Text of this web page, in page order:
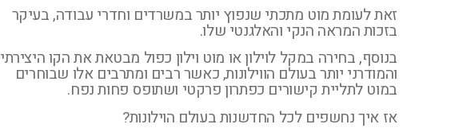
זאת לעומת מוט מתכתי שנפוץ יותר במשרדים וחדרי עבודה, בעיקר
בזכות המראה הנקי והאלגנטי שלו.
בנוסף, בחירה במקל לוילון או מוט וילון כפול מבטאת את הקו היצירתי
והמודרני יותר בעולם הווילונות, כאשר רבים ומתרבים אלו שבוחרים
במוט לתליית קישורים כפתרון פרקטי ושתופס פחות נפח.
אז איך נחשפים לכל החדשנות בעולם הוילונות?